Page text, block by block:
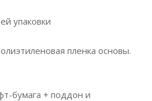
упаковки
пленка основы.
бумага + поддон и